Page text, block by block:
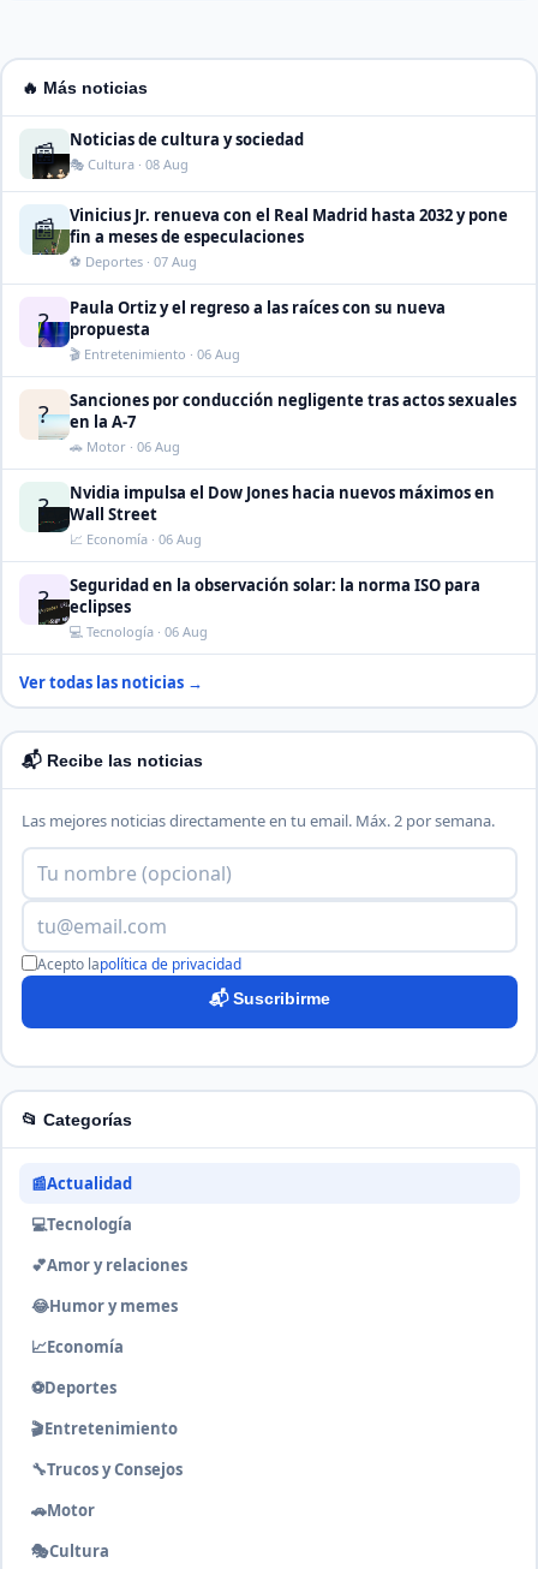
🔥 Más noticias
📰 Noticias de cultura y sociedad
🎭 Cultura · 08 Aug
📰
Vinicius Jr. renueva con el Real Madrid hasta 2032 y pone
fin a meses de especulaciones
⚽ Deportes · 07 Aug
?
Paula Ortiz y el regreso a las raíces con su nueva
propuesta
🎬 Entretenimiento · 06 Aug
?
Sanciones por conducción negligente tras actos sexuales
en la A-7
🚗 Motor · 06 Aug
?
Nvidia impulsa el Dow Jones hacia nuevos máximos en
Wall Street
📈 Economía · 06 Aug
?
Seguridad en la observación solar: la norma ISO para
eclipses
💻 Tecnología · 06 Aug
Ver todas las noticias →
📬 Recibe las noticias
Las mejores noticias directamente en tu email. Máx. 2 por semana.
Acepto lapolítica de privacidad
📬 Suscribirme
📂 Categorías
📰Actualidad
💻Tecnología
💕Amor y relaciones
😂Humor y memes
📈Economía
⚽Deportes
🎬Entretenimiento
🔧Trucos y Consejos
🚗Motor
🎭Cultura